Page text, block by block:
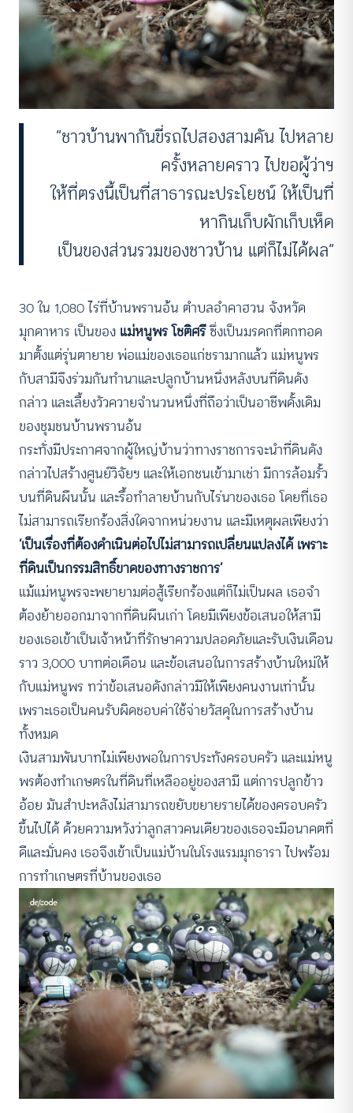
“ชาวบ้านพากันขี่รถไปสองสามคัน ไปหลาย
ครั้งหลายคราว ไปขอผู้ว่าฯ
ให้ที่ตรงนี้เป็นที่สาธารณะประโยชน์ ให้เป็นที่
หากินเก็บผักเก็บเห็ด
เป็นของส่วนรวมของชาวบ้าน แต่ก็ไม่ได้ผล”
30 ใน 1,080 ไร่ที่บ้านพรานอ้น ตำบลอำคาฮวน จังหวัด
มุกดาหาร เป็นของ แม่หนูพร โชติศรีซึ่งเป็นมรดกที่ตกทอด
มาตั้งแต่รุ่นตายาย พ่อแม่ของเธอแก่ชรามากแล้ว แม่หนูพร
กับสามีจึงร่วมกันทำนาและปลูกบ้านหนึ่งหลังบนที่ดินดัง
กล่าว และเลี้ยงวัวควายจำนวนหนึ่งที่ถือว่าเป็นอาชีพดั้งเดิม
ของชุมชนบ้านพรานอ้น
กระทั่งมีประกาศจากผู้ใหญ่บ้านว่าทางราชการจะนำที่ดินดัง
กล่าวไปสร้างศูนย์วิจัยฯ และให้เอกชนเข้ามาเช่า มีการล้อมรั้ว
บนที่ดินผืนนั้น และรื้อทำลายบ้านกับไร่นาของเธอ โดยที่เธอ
ไม่สามารถเรียกร้องสิ่งใดจากหน่วยงาน และมีเหตุผลเพียงว่า
‘เป็นเรื่องที่ต้องดำเนินต่อไปไม่สามารถเปลี่ยนแปลงได้ เพราะ
ที่ดินเป็นกรรมสิทธิ์ขาดของทางราชการ’
แม้แม่หนูพรจะพยายามต่อสู้เรียกร้องแต่ก็ไม่เป็นผล เธอจำ
ต้องย้ายออกมาจากที่ดินผืนเก่า โดยมีเพียงข้อเสนอให้สามี
ของเธอเข้าเป็นเจ้าหน้าที่รักษาความปลอดภัยและรับเงินเดือน
ราว 3,000 บาทต่อเดือน และข้อเสนอในการสร้างบ้านใหม่ให้
กับแม่หนูพร ทว่าข้อเสนอดังกล่าวมีให้เพียงคนงานเท่านั้น
เพราะเธอเป็นคนรับผิดชอบค่าใช้จ่ายวัสดุในการสร้างบ้าน
ทั้งหมด
เงินสามพันบาทไม่เพียงพอในการประทังครอบครัว และแม่หนู
พรต้องทำเกษตรในที่ดินที่เหลืออยู่ของสามี แต่การปลูกข้าว
อ้อย มันสำปะหลังไม่สามารถขยับขยายรายได้ของครอบครัว
ขึ้นไปได้ ด้วยความหวังว่าลูกสาวคนเดียวของเธอจะมีอนาคตที่
ดีและมั่นคง เธอจึงเข้าเป็นแม่บ้านในโรงแรมมุกธารา ไปพร้อม
การทำเกษตรที่บ้านของเธอ